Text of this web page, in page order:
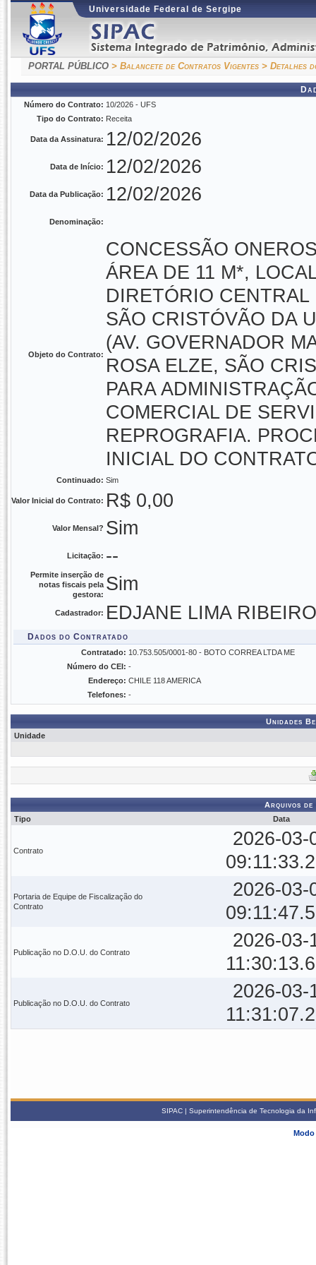
Universidade Federal de Sergipe
PORTAL PÚBLICO > Balancete de Contratos Vigentes > Detalhes
Número do Contrato: 10/2026 - UFS
Tipo do Contrato: Receita
Data da Assinatura: 12/02/2026
Data de Início: 12/02/2026
Data da Publicação: 12/02/2026
Denominação:
Objeto do Contrato:
CONCESSÃO
ÁREA DE 11 M*,
DIRETÓRIO
SÃO CRISTÓVÃO DA
(AV. GOVERNADOR
ROSA ELZE, SÃO
PARA
COMERCIAL DE
REPROGRAFIA.
INICIAL DO
Continuado: Sim
Valor Inicial do Contrato: R$ 0,00
Valor Mensal? Sim
Licitação: --
Permite inserção de
notas fiscais pela
gestora: Sim
Cadastrador: EDJANE LIMA RIBEIRO
Dados do Contratado
Contratado: 10.753.505/0001-80 - BOTO CORREA LTDA ME
Número do CEI: -
Endereço: CHILE 118 AMERICA
Telefones: -
Unidades
Unidade
Arquivos
Tipo
Data
Contrato
2026-03-
Portaria de Equipe de Fiscalização do
Contrato
2026-03-
Publicação no D.O.U. do Contrato
2026-03-
Publicação no D.O.U. do Contrato
2026-03-
SIPAC | Superintendência de Tecnologia da
Modo